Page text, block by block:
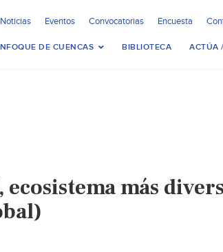
Noticias Eventos Convocatorias Encuesta
DE CUENCAS BIBLIOTECA ACTÚA
más